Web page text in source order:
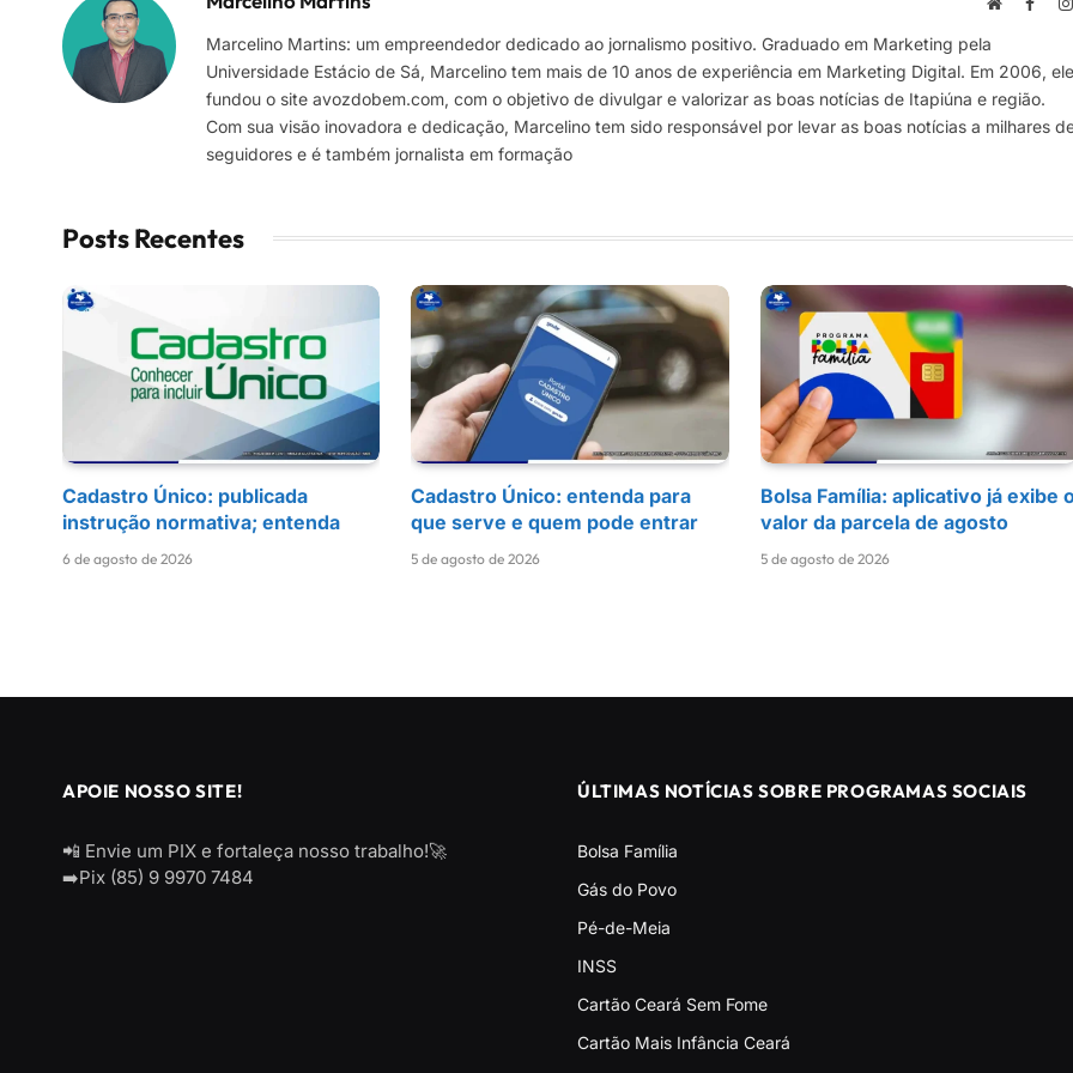
Marcelino Martins: um empreendedor dedicado ao jornalismo positivo. Graduado em Marketing pela
Universidade Estácio de Sá, Marcelino tem mais de 10 anos de experiência em Marketing Digital. Em 2006, ele
fundou o site avozdobem.com, com o objetivo de divulgar e valorizar as boas notícias de Itapiúna e região.
Com sua visão inovadora e dedicação, Marcelino tem sido responsável por levar as boas notícias a milhares
seguidores e é também jornalista em formação
Posts Recentes
Cadastro Único: publicada
instrução normativa; entenda
6 de agosto de 2026
Cadastro Único: entenda para
que serve e quem pode entrar
5 de agosto de 2026
Bolsa Família: aplicativo já exibe
valor da parcela de agosto
5 de agosto de 2026
APOIE NOSSO SITE!
📲 Envie um PIX e fortaleça nosso trabalho!🚀
➡️Pix (85) 9 9970 7484
ÚLTIMAS NOTÍCIAS SOBRE PROGRAMAS SOCIAIS
Bolsa Família
Gás do Povo
Pé-de-Meia
INSS
Cartão Ceará Sem Fome
Cartão Mais Infância Ceará